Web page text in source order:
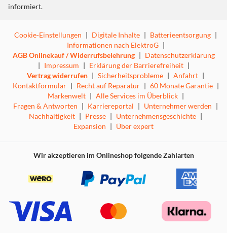
informiert.
Cookie-Einstellungen | Digitale Inhalte | Batterieentsorgung |
Informationen nach ElektroG |
AGB Onlinekauf / Widerrufsbelehrung | Datenschutzerklärung
| Impressum | Erklärung der Barrierefreiheit |
Vertrag widerrufen | Sicherheitsprobleme | Anfahrt |
Kontaktformular | Recht auf Reparatur | 60 Monate Garantie |
Markenwelt | Alle Services im Überblick |
Fragen & Antworten | Karriereportal | Unternehmer werden |
Nachhaltigkeit | Presse | Unternehmensgeschichte |
Expansion | Über expert
Wir akzeptieren im Onlineshop folgende Zahlarten